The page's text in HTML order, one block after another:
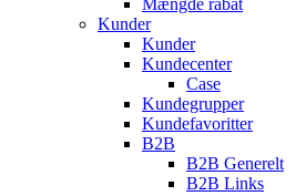
Kunder
Kunder
Kundecenter
Case
Kundegrupper
Kundefavoritter
B2B
B2B Generelt
B2B Links